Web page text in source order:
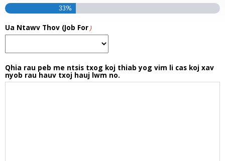
33%
Ua Ntawv Thov (Job For)
Qhia rau peb me ntsis txog koj thiab yog vim li cas koj xav
nyob rau hauv txoj hauj lwm no.